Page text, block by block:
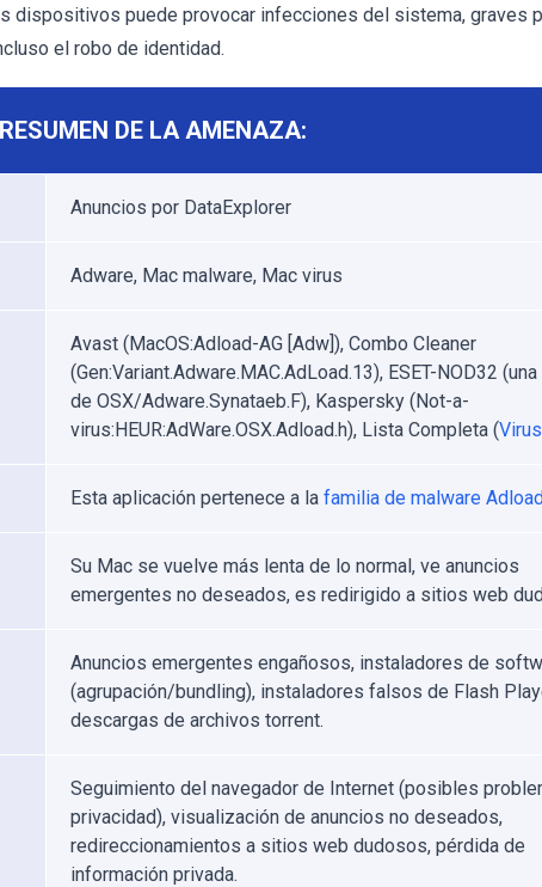
dispositivos puede provocar infecciones del sistema, graves
el robo de identidad.
RESUMEN DE LA AMENAZA:
Anuncios por DataExplorer
Adware, Mac malware, Mac virus
Avast (MacOS:Adload-AG [Adw]), Combo Cleaner
(Gen:Variant.Adware.MAC.AdLoad.13), ESET-NOD32
de OSX/Adware.Synataeb.F), Kaspersky (Not-a-
virus:HEUR:AdWare.OSX.Adload.h), Lista Completa (
Esta aplicación pertenece a la familia de malware
Su Mac se vuelve más lenta de lo normal, ve anuncios
emergentes no deseados, es redirigido a sitios web
Anuncios emergentes engañosos, instaladores de
(agrupación/bundling), instaladores falsos de Flash
descargas de archivos torrent.
Seguimiento del navegador de Internet (posibles
privacidad), visualización de anuncios no deseados,
redireccionamientos a sitios web dudosos, pérdida de
información privada.